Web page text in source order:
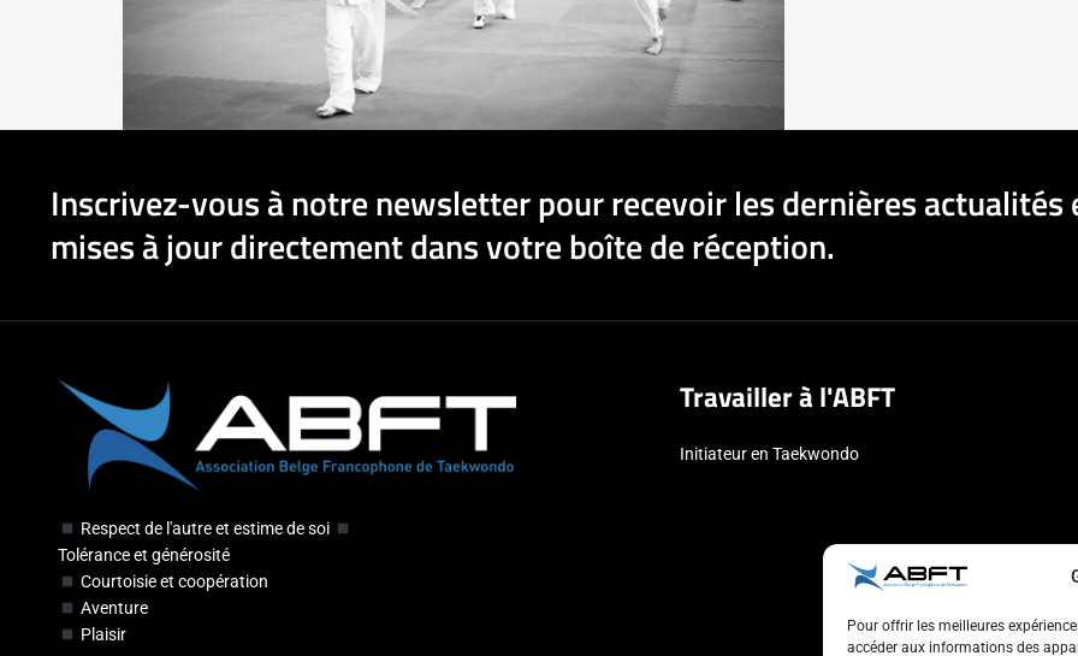
Pour offrir les meilleures
accéder aux informations des
Inscrivez-vous à notre newsletter pour recevoir les dernières actualités
mises à jour directement dans votre boîte de réception.
Respect de l'autre et estime de soi
Tolérance et générosité
Courtoisie et coopération
Aventure
Plaisir
Travailler à l'ABFT
Initiateur en Taekwondo